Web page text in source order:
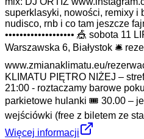
superklasyki, nowości, remixy i
nudisco, rnb i co tam jeszcze
••••••••••••••••••• 🎪 sobota
Warszawska 6, Białystok ️🛎️
www.zmianaklimatu.eu/
KLIMATU PIĘTRO NIŻEJ –
21:00 - roztaczamy barowe
parkietowe hulanki ️🎟️ 30.00 –
wejściówki (free z biletem ze
Więcej informacji